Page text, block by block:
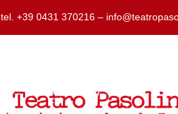
tel. +39 0431 370216 –